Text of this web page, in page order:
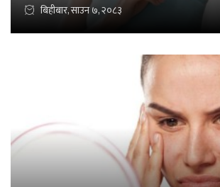
बिहीबार, साउन ७, २०८३